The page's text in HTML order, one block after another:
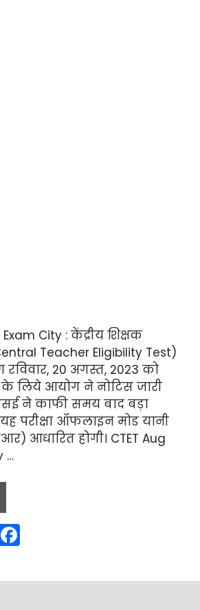
City : केंद्रीय शिक्षक
Teacher Eligibility Test)
20 अगस्त, 2023 को
लिये आयोग ने नोटिस जारी
ने काफी समय बाद बड़ा
परीक्षा ऑफलाइन मोड यानी
आधारित होगी। CTET Aug
…
c